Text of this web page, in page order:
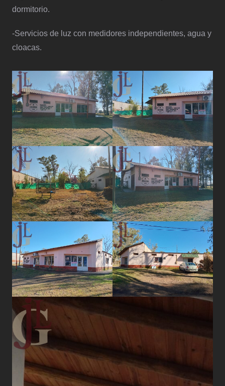
dormitorio.
-Servicios de luz con medidores independientes, agua y
cloacas.